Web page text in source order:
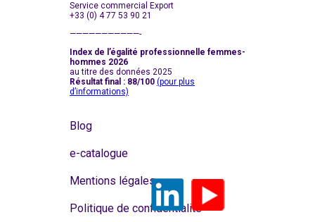
Service commercial Export
+33 (0) 4 77 53 90 21
———————————-
Index de l’égalité professionnelle femmes-
hommes 2026
au titre des données 2025
Résultat final : 88/100 (pour plus
d’informations)
Blog
e-catalogue
Mentions légales
Politique de confidentialité